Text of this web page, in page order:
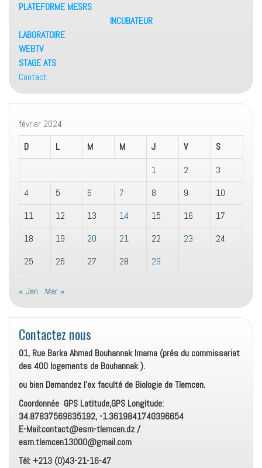
PLATEFORME MESRS
INCUBATEUR
LABORATOIRE
WEBTV
STAGE ATS
Contact
février 2024
D
L M M J V
S
1
2
3
4
5 6 7 8 9
10
11
12 13 14 15 16
17
18
19 20 21 22 23
24
25
26 27 28 29
« Jan Mar »
Contactez nous
01, Rue Barka Ahmed Bouhannak Imama (prés du commissariat
des 400 logements de Bouhannak ).
ou bien Demandez l’ex faculté de Biologie de Tlemcen.
Coordonnée GPS Latitude,GPS Longitude:
34.87837569635192, -1.3619841740396654
E-Mail:contact@esm-tlemcen.dz /
esm.tlemcen13000@gmail.com
Tél: +213 (0)43-21-16-47